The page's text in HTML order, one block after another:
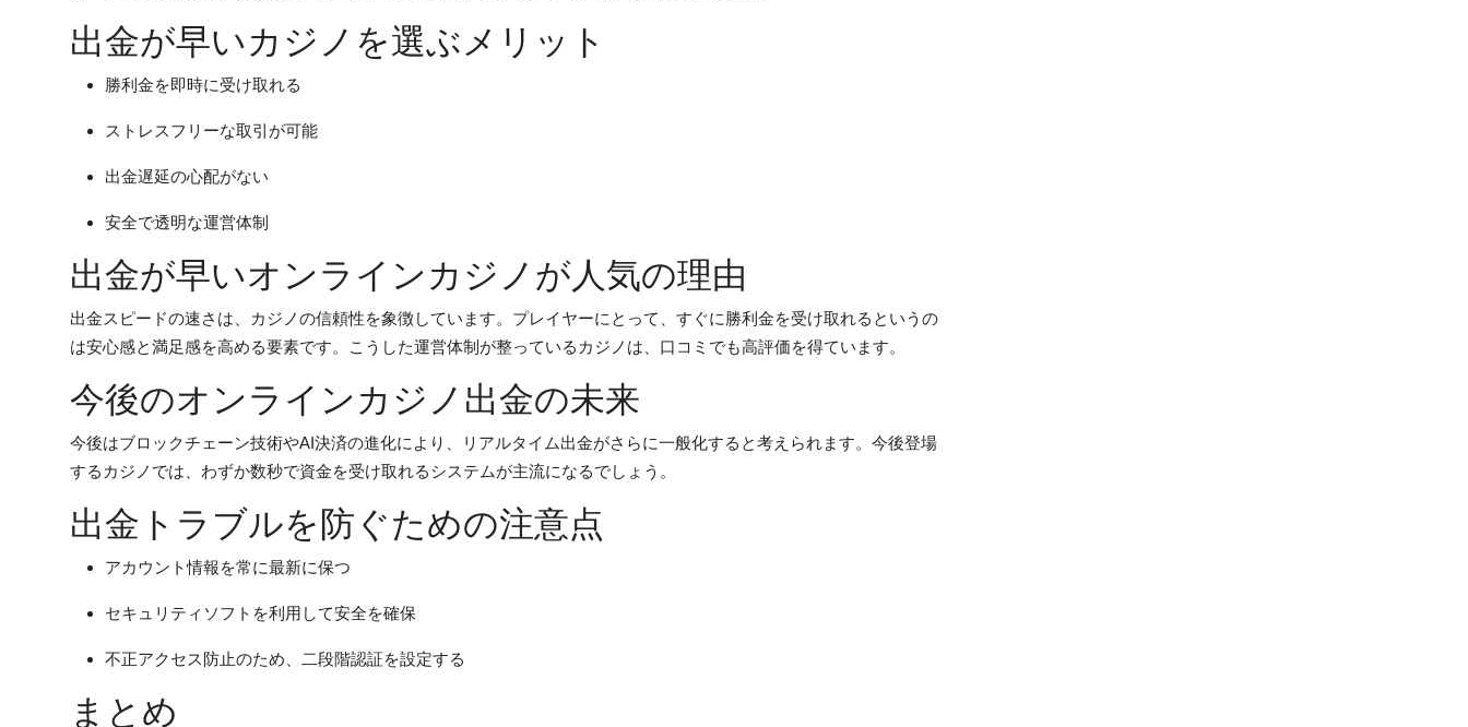
出金が早いカジノを選ぶメリット
勝利金を即時に受け取れる
ストレスフリーな取引が可能
出金遅延の心配がない
安全で透明な運営体制
出金が早いオンラインカジノが人気の理由
出金スピードの速さは、カジノの信頼性を象徴しています。プレイヤーにとって、すぐに勝利金を受け取れるというの
は安心感と満足感を高める要素です。こうした運営体制が整っているカジノは、口コミでも高評価を得ています。
今後のオンラインカジノ出金の未来
今後はブロックチェーン技術やAI決済の進化により、リアルタイム出金がさらに一般化すると考えられます。今後登場
するカジノでは、わずか数秒で資金を受け取れるシステムが主流になるでしょう。
出金トラブルを防ぐための注意点
アカウント情報を常に最新に保つ
セキュリティソフトを利用して安全を確保
不正アクセス防止のため、二段階認証を設定する
まとめ